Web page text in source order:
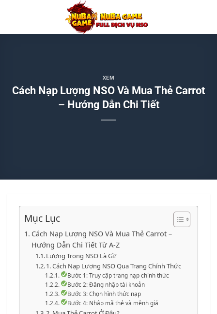
nội
XEM
Cách Nạp Lượng NSO Và Mua Thẻ Carrot
– Hướng Dẫn Chi Tiết
Mục Lục
Cách Nạp Lượng NSO Và Mua Thẻ Carrot –
Hướng Dẫn Chi Tiết Từ A-Z
Lượng Trong NSO Là Gì?
1. Cách Nạp Lượng NSO Qua Trang Chính Thức
Bước 1: Truy cập trang nạp chính thức
Bước 2: Đăng nhập tài khoản
Bước 3: Chọn hình thức nạp
Bước 4: Nhập mã thẻ và mệnh giá